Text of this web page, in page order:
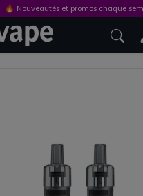
🔥 Nouveautés et promos chaque